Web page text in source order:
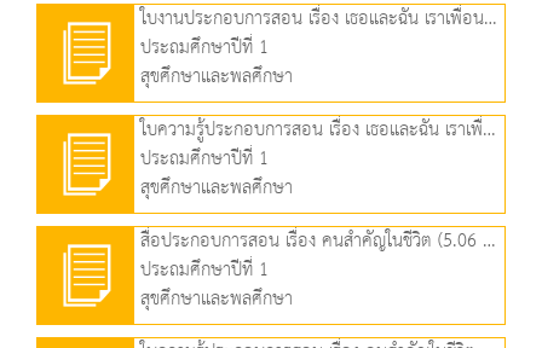
ใบงานประกอบการสอน เรื่อง เธอและฉัน เราเพื่อนกัน (56.73 KB)
ประถมศึกษาปีที่ 1
สุขศึกษาและพลศึกษา
ใบความรู้ประกอบการสอน เรื่อง เธอและฉัน เราเพื่อนกัน (154.33 KB)
ประถมศึกษาปีที่ 1
สุขศึกษาและพลศึกษา
สื่อประกอบการสอน เรื่อง คนสำคัญในชีวิต (5.06 MB)
ประถมศึกษาปีที่ 1
สุขศึกษาและพลศึกษา